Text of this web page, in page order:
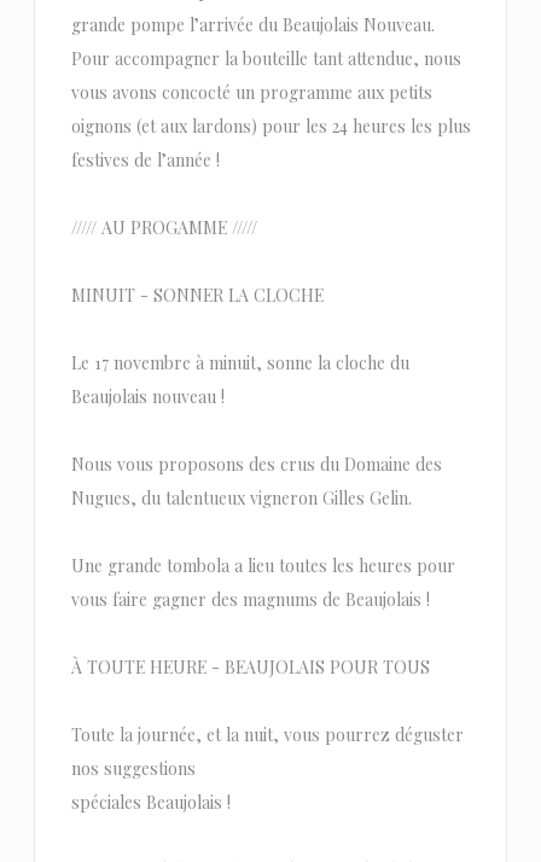
grande pompe l’arrivée du Beaujolais Nouveau.
Pour accompagner la bouteille tant attendue, nous
vous avons concocté un programme aux petits
oignons (et aux lardons) pour les 24 heures les plus
festives de l’année !
///// AU PROGAMME /////
MINUIT - SONNER LA CLOCHE
Le 17 novembre à minuit, sonne la cloche du
Beaujolais nouveau !
Nous vous proposons des crus du Domaine des
Nugues, du talentueux vigneron Gilles Gelin.
Une grande tombola a lieu toutes les heures pour
vous faire gagner des magnums de Beaujolais !
À TOUTE HEURE - BEAUJOLAIS POUR TOUS
Toute la journée, et la nuit, vous pourrez déguster
nos suggestions
spéciales Beaujolais !